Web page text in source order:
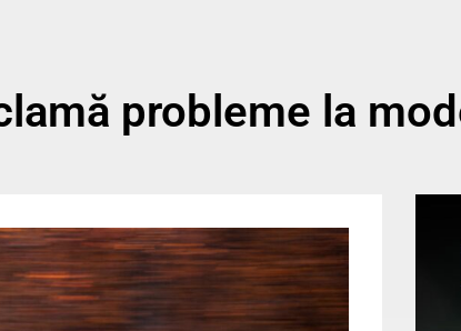
probleme la